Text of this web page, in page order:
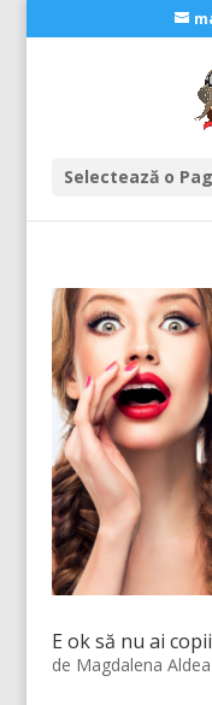
Selectează o
E ok să nu ai copii
de Magdalena Aldea